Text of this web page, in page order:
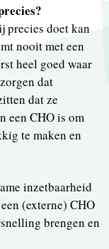
precies doet kan
nooit met een
heel goed waar
dat
dat ze
een CHO is om
te maken en
inzetbaarheid
(externe) CHO
brengen en